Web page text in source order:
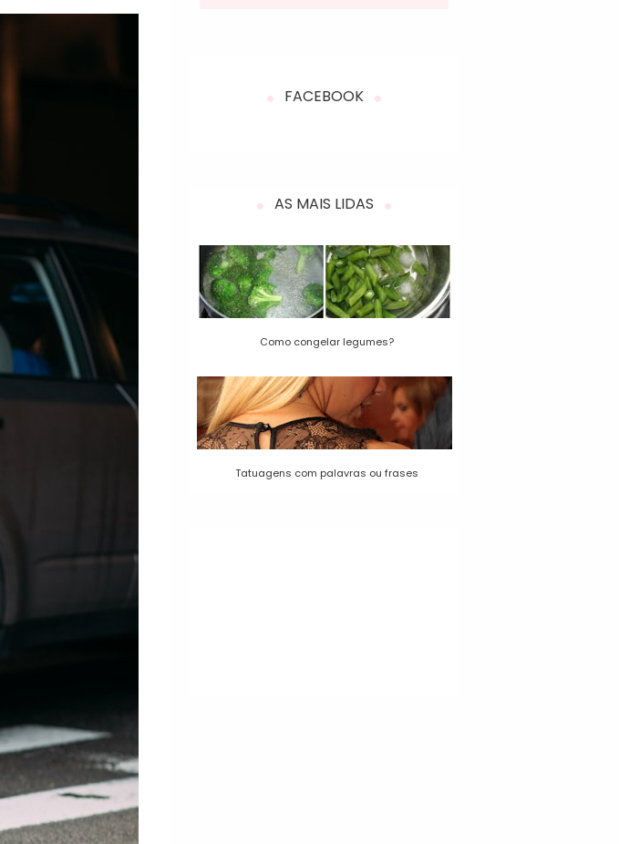
FACEBOOK
AS MAIS LIDAS
Como congelar legumes?
Tatuagens com palavras ou frases